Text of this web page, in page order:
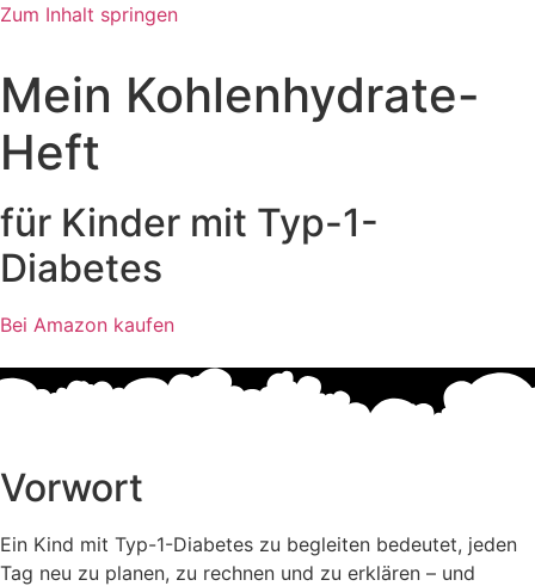
Zum Inhalt springen
Mein Kohlenhydrate-
Heft
für Kinder mit Typ-1-
Diabetes
Bei Amazon kaufen
Vorwort
Ein Kind mit Typ-1-Diabetes zu begleiten bedeutet, jeden
Tag neu zu planen, zu rechnen und zu erklären – und